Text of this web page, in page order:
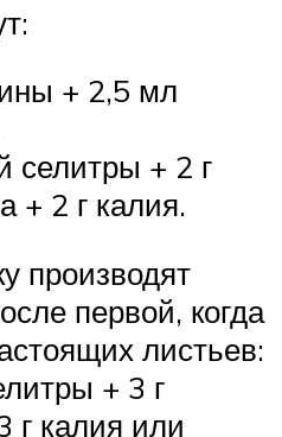
+ 2,5 мл
селитры + 2 г
+ 2 г калия.
производят
первой, когда
листьев:
+ 3 г
г калия или